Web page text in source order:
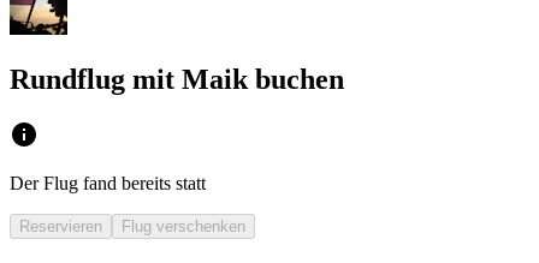
Rundflug mit Maik buchen
Der Flug fand bereits statt
Reservieren Flug verschenken